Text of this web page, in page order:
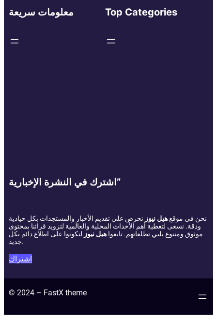
معلومات سريعة Top Categories
اشترك في النشرة الإخبارية”
نحن في موقعهيل نيوز نحرص على تقديم الأخبار والمستجدات بكل حيادية
ودقة. نسعى لتغطية أهم الأحداث المحلية والعالمية لتزويد قرائنا بمحتوى
موثوق ومتنوع يلبي تطلعاتهم. تابعوا هيل نيوز لتكونوا على اطلاع دائم بكل
جديد.
اشتراك
© 2024 – FastX theme